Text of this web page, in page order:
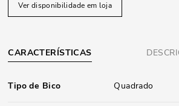
Ver disponibilidade em loja
CARACTERÍSTICAS
Tipo de Bico Quadrado